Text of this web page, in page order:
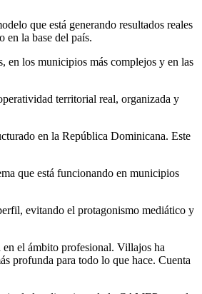
que está generando resultados reales
en la base del país.
en los municipios más complejos y en las
territorial real, organizada y
en la República Dominicana. Este
que está funcionando en municipios
evitando el protagonismo mediático y
el ámbito profesional. Villajos ha
profunda para todo lo que hace. Cuenta